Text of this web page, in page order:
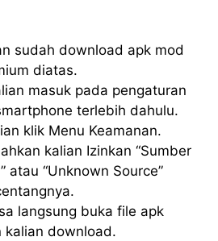
sudah download apk mod
diatas.
masuk pada pengaturan
terlebih dahulu.
klik Menu Keamanan.
kalian Izinkan “Sumber
atau “Unknown Source”
langsung buka file apk
kalian download.